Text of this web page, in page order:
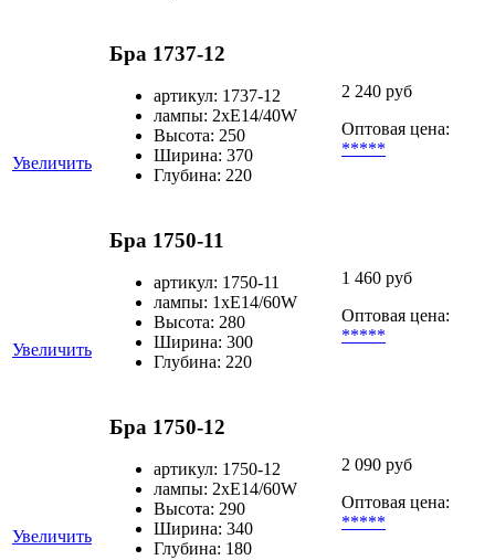
Увеличить
Бра 1737-12
артикул: 1737-12
лампы: 2хЕ14/40W
Высота: 250
Ширина: 370
Глубина: 220
2 240 руб
Оптовая цена:
*****
Увеличить
Бра 1750-11
артикул: 1750-11
лампы: 1хЕ14/60W
Высота: 280
Ширина: 300
Глубина: 220
1 460 руб
Оптовая цена:
*****
Увеличить
Бра 1750-12
артикул: 1750-12
лампы: 2хЕ14/60W
Высота: 290
Ширина: 340
Глубина: 180
2 090 руб
Оптовая цена:
*****